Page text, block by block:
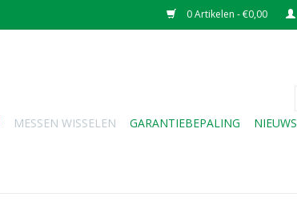
0 Artikelen - €0,00
MESSEN WISSELEN GARANTIEBEPALING NIEUWS